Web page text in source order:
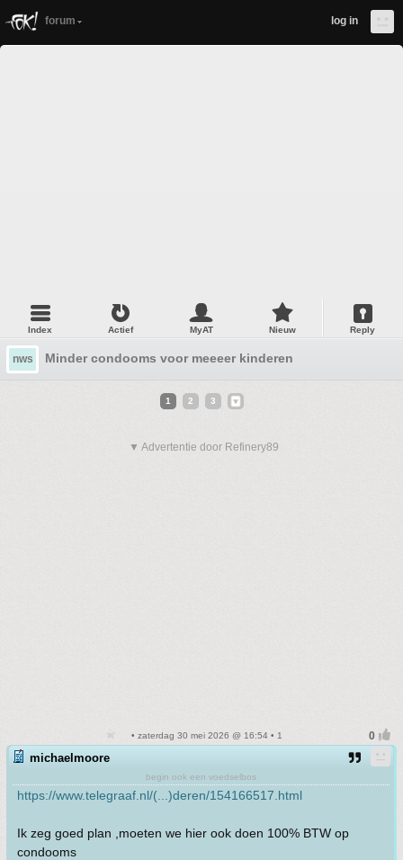
forum log in
Index Actief MyAT Nieuw Reply
nws Minder condooms voor meeeer kinderen
1 2 3
▼ Advertentie door Refinery89
• zaterdag 30 mei 2026 @ 16:54 • 1
michaelmoore
begin ook een voedselbos
https://www.telegraaf.nl/(...)deren/154166517.html
Ik zeg goed plan ,moeten we hier ook doen 100% BTW op
condooms